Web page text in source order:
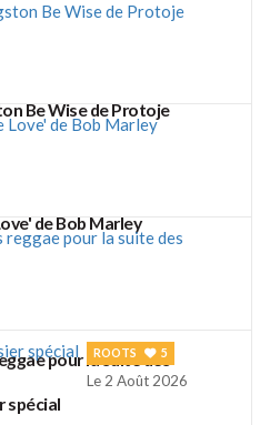
Be Wise de Protoje
de Bob Marley
pour la suite des
ROOTS 5
Le 2 Août 2026
spécial